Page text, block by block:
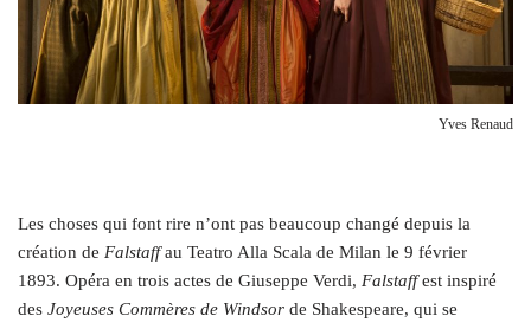
Yves Renaud
Les choses qui font rire n’ont pas beaucoup changé depuis la
création de Falstaffau Teatro Alla Scala de Milan le 9 février
1893. Opéra en trois actes de Giuseppe Verdi, Falstaffest inspiré
des Joyeuses Commères de Windsor de Shakespeare, qui se